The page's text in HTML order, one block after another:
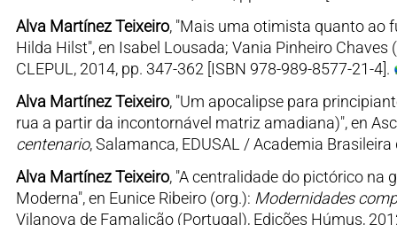
Alva Martínez Teixeiro, "Mais uma otimista quanto ao
Hilda Hilst", en Isabel Lousada; Vania Pinheiro Chaves
CLEPUL, 2014, pp. 347-362 [ISBN 978-989-8577-21-4].
Alva Martínez Teixeiro, "Um apocalipse para
rua a partir da incontornável matriz amadiana)", en
centenario, Salamanca, EDUSAL / Academia
Alva Martínez Teixeiro, "A centralidade do pictórico na
Moderna", en Eunice Ribeiro (org.): Modernidades
Vilanova de Famalicão (Portugal), Edições Húmus,